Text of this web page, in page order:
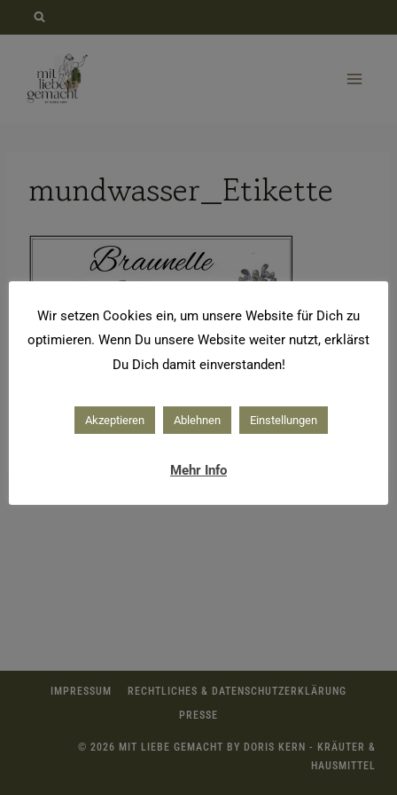
springen
mundwasser_Etikette
IMPRESSUM
RECHTLICHES & DATENSCHUTZERKLÄRUNG
PRESSE
© 2026 MIT LIEBE GEMACHT BY DORIS KERN - KRÄUTER &
HAUSMITTEL
Wir setzen Cookies ein, um unsere Website für Dich zu
optimieren. Wenn Du unsere Website weiter nutzt, erklärst
Du Dich damit einverstanden!
Akzeptieren Ablehnen Einstellungen
Mehr Info